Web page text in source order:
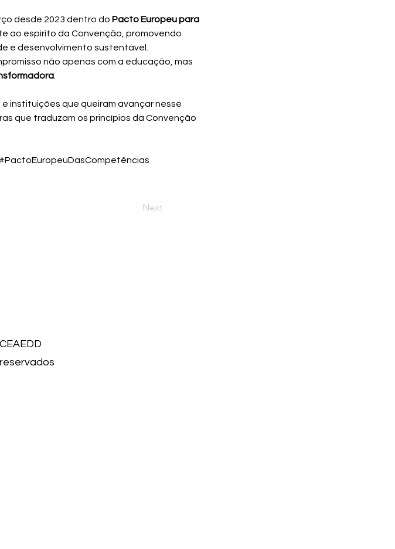
desde 2023 dentro do Pacto Europeu para
ao espírito da Convenção, promovendo
e desenvolvimento sustentável.
não apenas com a educação, mas
que traduzam os princípios da Convenção
Next